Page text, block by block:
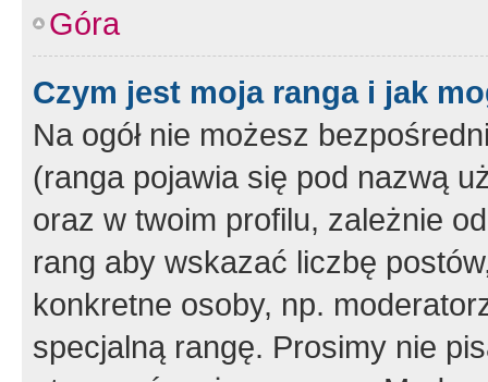
Góra
Czym jest moja ranga i jak
Na ogół nie możesz
(ranga pojawia się pod nazwą
oraz w twoim profilu, zależnie
rang aby wskazać liczbę
konkretne osoby, np.
specjalną rangę. Prosimy nie